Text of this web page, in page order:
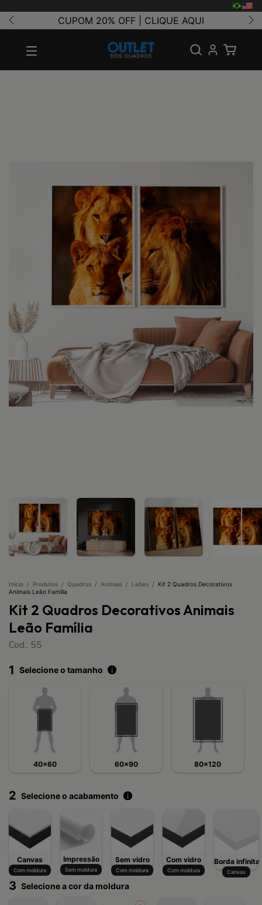
CUPOM 20% OFF | CLIQUE AQUI
Início / Produtos / Quadros / Animais / Leões /
Kit 2 Quadros Decorativos
Animais Leão Família
Kit 2 Quadros Decorativos Animais
Leão Família
Cod.: 55
1 Selecione o tamanho i
40x60 60x90 80x120
2 Selecione o acabamento i
Canvas
Com moldura
Impressão
Sem moldura
Sem vidro
Com moldura
Com vidro
Com moldura
Borda infinita
Canvas
3 Selecione a cor da moldura